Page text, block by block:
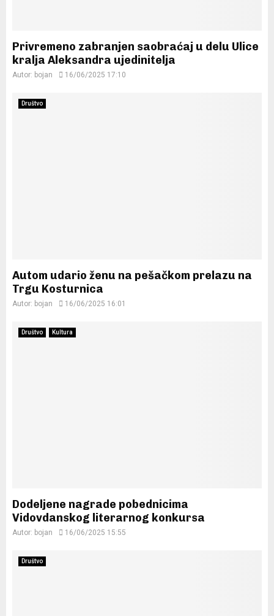
Privremeno zabranjen saobraćaj u delu Ulice
kralja Aleksandra ujedinitelja
Autor: bojan 16/06/2025 17:10
Društvo
Autom udario ženu na pešačkom prelazu na
Trgu Kosturnica
Autor: bojan 16/06/2025 16:01
Društvo Kultura
Dodeljene nagrade pobednicima
Vidovdanskog literarnog konkursa
Autor: bojan 16/06/2025 15:55
Društvo